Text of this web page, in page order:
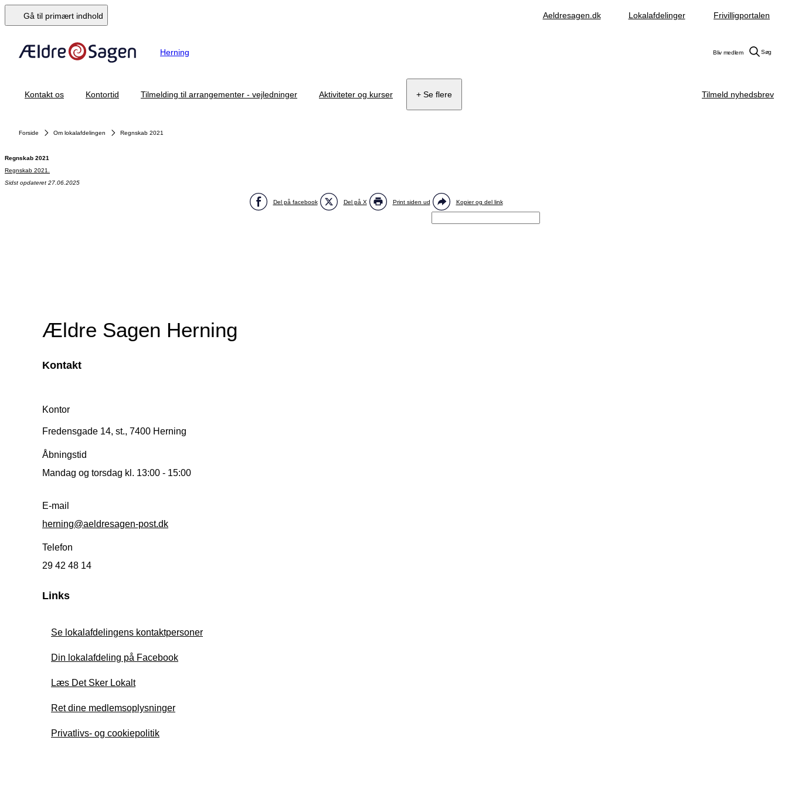
Gå til primært indhold Aeldresagen.dk Lokalafdelinger Frivilligportalen
Herning Bliv medlem Søg
Kontakt os Kontortid Tilmelding til arrangementer - vejledninger Aktiviteter og kurser + Se flere Tilmeld nyhedsbrev
Forside Om lokalafdelingen Regnskab 2021
Regnskab 2021
Regnskab 2021.
Sidst opdateret 27.06.2025
Del på facebook Del på X Print siden ud Kopier og del link
Ældre Sagen Herning
Kontakt
Kontor
Fredensgade 14, st., 7400 Herning
Åbningstid
Mandag og torsdag kl. 13:00 - 15:00
E-mail
herning@aeldresagen-post.dk
Telefon
29 42 48 14
Links
Se lokalafdelingens kontaktpersoner
Din lokalafdeling på Facebook
Læs Det Sker Lokalt
Ret dine medlemsoplysninger
Privatlivs- og cookiepolitik